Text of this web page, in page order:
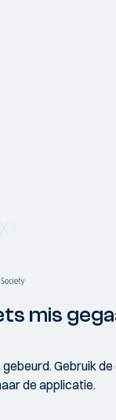
mis
Gebruik
de applicatie.